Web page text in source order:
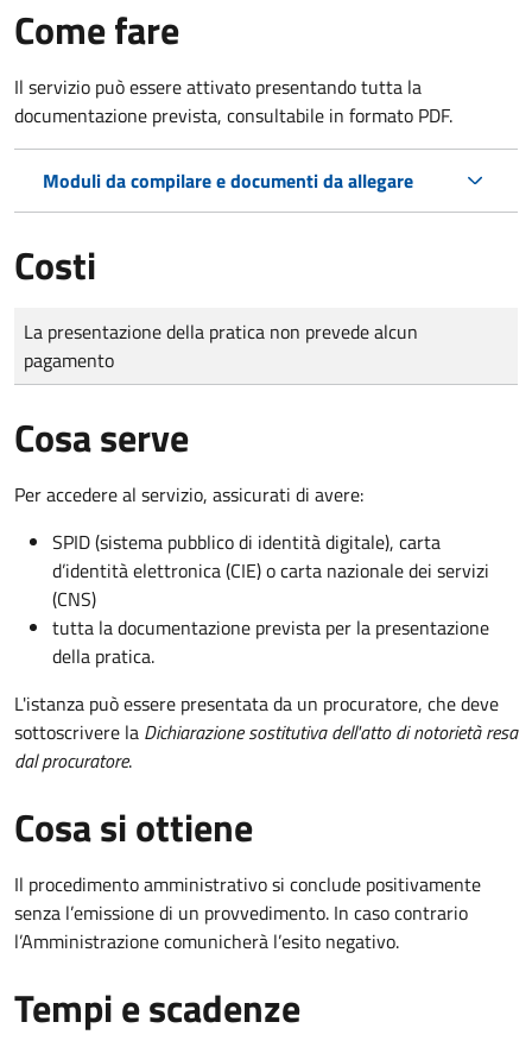
Come fare
Il servizio può essere attivato presentando tutta la
documentazione prevista, consultabile in formato PDF.
Moduli da compilare e documenti da allegare
Costi
Tipo di pagamento
Importo
La presentazione della pratica non prevede alcun
pagamento
Cosa serve
Per accedere al servizio, assicurati di avere:
SPID (sistema pubblico di identità digitale), carta
d’identità elettronica (CIE) o carta nazionale dei servizi
(CNS)
tutta la documentazione prevista per la presentazione
della pratica.
L'istanza può essere presentata da un procuratore, che deve
sottoscrivere la Dichiarazione sostitutiva dell'atto di notorietà resa
dal procuratore.
Cosa si ottiene
Il procedimento amministrativo si conclude positivamente
senza l’emissione di un provvedimento. In caso contrario
l’Amministrazione comunicherà l’esito negativo.
Tempi e scadenze